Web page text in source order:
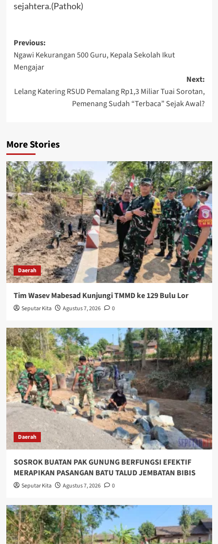
sejahtera.(Pathok)
Post
navigation
Previous:
Ngawi Kekurangan 500 Guru, Kepala Sekolah Ikut
Mengajar
Next:
Lelang Katering RSUD Pemalang Rp1,3 Miliar Tuai Sorotan,
Pemenang Sudah “Terbaca” Sejak Awal?
More Stories
Daerah
Tim Wasev Mabesad Kunjungi TMMD ke 129 Bulu Lor
Seputar Kita Agustus 7, 2026 0
Daerah
SOSROK BUATAN PAK GUNUNG BERFUNGSI EFEKTIF
MERAPIKAN PASANGAN BATU TALUD JEMBATAN BIBIS
Seputar Kita Agustus 7, 2026 0